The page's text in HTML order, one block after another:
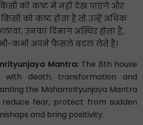
को कष्ट में नहीं देख पाएंगे और
को कष्ट होता है तो उन्हें अधिक
उनका दिमाग अस्थिर होता है,
कभी अपने फैसले बदल लेते हैं।
Mantra: The 8th house
with death, transformation and
the Mahamrityunjaya Mantra
fear, protect from sudden
and bring positivity.